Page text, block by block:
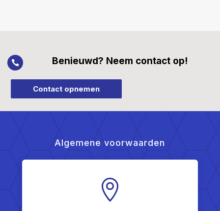
 Benieuwd? Neem contact op!
Contact opnemen
Algemene voorwaarden
